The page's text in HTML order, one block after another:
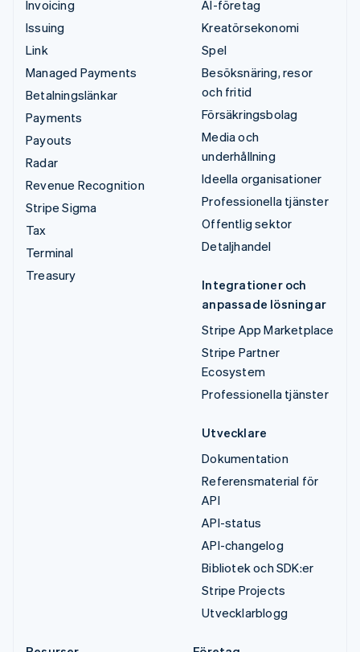
Invoicing
Issuing
Link
Managed Payments
Betalningslänkar
Payments
Payouts
Radar
Revenue Recognition
Stripe Sigma
Tax
Terminal
Treasury
AI-företag
Kreatörsekonomi
Spel
Besöksnäring, resor
och fritid
Försäkringsbolag
Media och
underhållning
Ideella organisationer
Professionella tjänster
Offentlig sektor
Detaljhandel
Integrationer och
anpassade lösningar
Stripe App Marketplace
Stripe Partner
Ecosystem
Professionella tjänster
Utvecklare
Dokumentation
Referensmaterial för
API
API-status
API-changelog
Bibliotek och SDK:er
Stripe Projects
Utvecklarblogg